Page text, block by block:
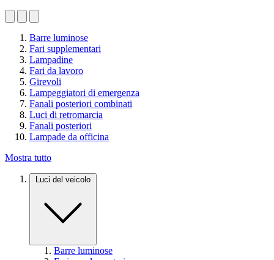
Barre luminose
Fari supplementari
Lampadine
Fari da lavoro
Girevoli
Lampeggiatori di emergenza
Fanali posteriori combinati
Luci di retromarcia
Fanali posteriori
Lampade da officina
Mostra tutto
Luci del veicolo
Barre luminose